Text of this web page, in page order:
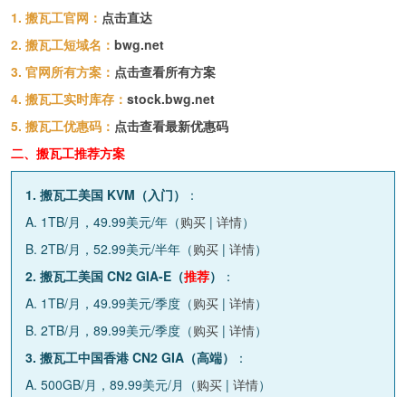
1. 搬瓦工官网： 点击直达
2. 搬瓦工短域名： bwg.net
3. 官网所有方案： 点击查看所有方案
4. 搬瓦工实时库存： stock.bwg.net
5. 搬瓦工优惠码： 点击查看最新优惠码
二、搬瓦工推荐方案
1. 搬瓦工美国 KVM（入门）
：
A. 1TB/月，49.99美元/年（购买 | 详情）
B. 2TB/月，52.99美元/半年（购买 | 详情）
2. 搬瓦工美国 CN2 GIA-E（推荐）
：
A. 1TB/月，49.99美元/季度（购买 | 详情）
B. 2TB/月，89.99美元/季度（购买 | 详情）
3. 搬瓦工中国香港 CN2 GIA（高端）
：
A. 500GB/月，89.99美元/月（购买 | 详情）